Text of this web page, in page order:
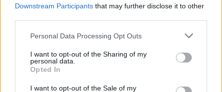
Downstream Participants that may further disclose it to other
Please note that this website/app uses one or more Google
not limited to your visit or usage behaviour. You may click to
grant or deny consent to Google and its third-party tags to
use your data for below specified purposes in below Google
consent section.
Personal Data Processing Opt Outs
I want to opt-out of the Sharing of my
personal data.
Opted In
I want to opt-out of the Sale of my